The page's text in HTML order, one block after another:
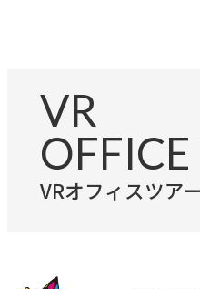
VR
VRオフィスツア